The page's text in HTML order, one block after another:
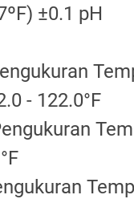
±0.1 pH
- 122.0°F